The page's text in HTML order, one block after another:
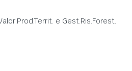
e Gest.Ris.Forest.